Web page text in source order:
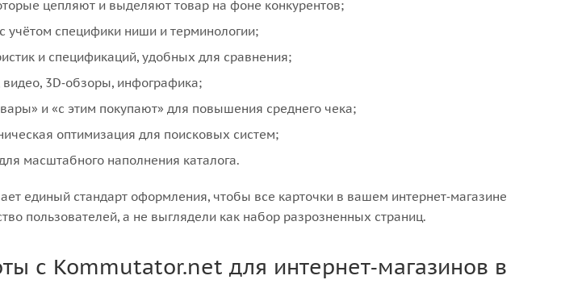
цепляют и выделяют товар на фоне конкурентов;
учётом специфики ниши и терминологии;
и спецификаций, удобных для сравнения;
3D‑обзоры, инфографика;
и «с этим покупают» для повышения среднего чека;
оптимизация для поисковых систем;
масштабного наполнения каталога.
единый стандарт оформления, чтобы все карточки в вашем интернет‑магазине
пользователей, а не выглядели как набор разрозненных страниц.
с Kommutator.net для интернет‑магазинов в